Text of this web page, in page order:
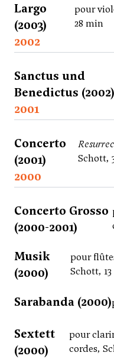
Largo
(2003)
pour
28 min
2002
Sanctus und
Benedictus (2002)
2001
Concerto
(2001)
Schott,
2000
Concerto Grosso
(2000-2001)
Musik
(2000)
pour
Schott,
Sarabanda (2000)
Sextett
(2000)
pour
cordes,